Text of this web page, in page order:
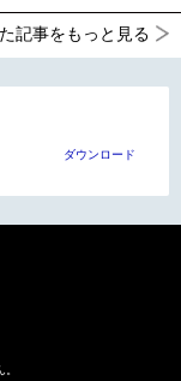
記事をもっと見る
ダウンロード